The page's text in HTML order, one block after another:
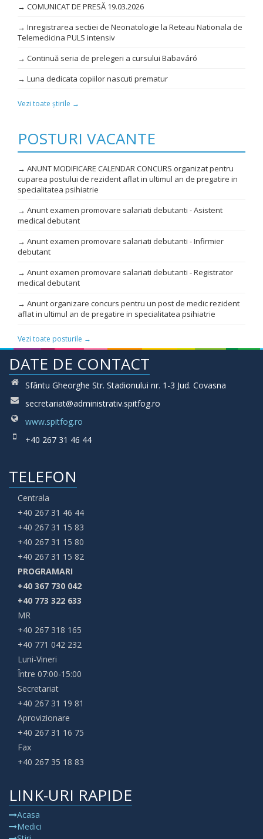
→ COMUNICAT DE PRESĂ 19.03.2026
→ Inregistrarea sectiei de Neonatologie la Reteau Nationala de
Telemedicina PULS intensiv
→ Continuă seria de prelegeri a cursului Babaváró
→ Luna dedicata copiilor nascuti prematur
Vezi toate știrile →
POSTURI VACANTE
→ ANUNT MODIFICARE CALENDAR CONCURS organizat pentru
cuparea postului de rezident aflat in ultimul an de pregatire in
specialitatea psihiatrie
→ Anunt examen promovare salariati debutanti - Asistent
medical debutant
→ Anunt examen promovare salariati debutanti - Infirmier
debutant
→ Anunt examen promovare salariati debutanti - Registrator
medical debutant
→ Anunt organizare concurs pentru un post de medic rezident
aflat in ultimul an de pregatire in specialitatea psihiatrie
Vezi toate posturile →
DATE DE CONTACT
Sfântu Gheorghe Str. Stadionului nr. 1-3 Jud. Covasna
secretariat@administrativ.spitfog.ro
www.spitfog.ro
+40 267 31 46 44
TELEFON
Centrala
+40 267 31 46 44
+40 267 31 15 83
+40 267 31 15 80
+40 267 31 15 82
PROGRAMARI
+40 367 730 042
+40 773 322 633
MR
+40 267 318 165
+40 771 042 232
Luni-Vineri
Între 07:00-15:00
Secretariat
+40 267 31 19 81
Aprovizionare
+40 267 31 16 75
Fax
+40 267 35 18 83
LINK-URI RAPIDE
Acasa
Medici